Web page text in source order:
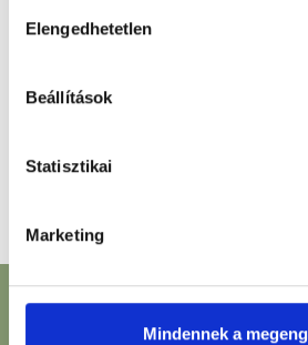
kiválasztása
Elengedhetetlen
Beállítások
Statisztikai
Marketing
Mindennek a